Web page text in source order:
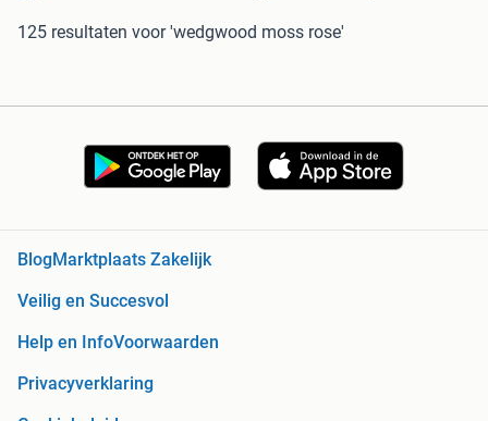
125 resultaten voor 'wedgwood moss rose'
BlogMarktplaats Zakelijk
Veilig en Succesvol
Help en InfoVoorwaarden
Privacyverklaring